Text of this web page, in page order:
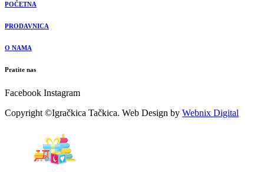
POČETNA
PRODAVNICA
O NAMA
Pratite nas
Facebook Instagram
Copyright ©Igračkica Tačkica. Web Design by Webnix Digital